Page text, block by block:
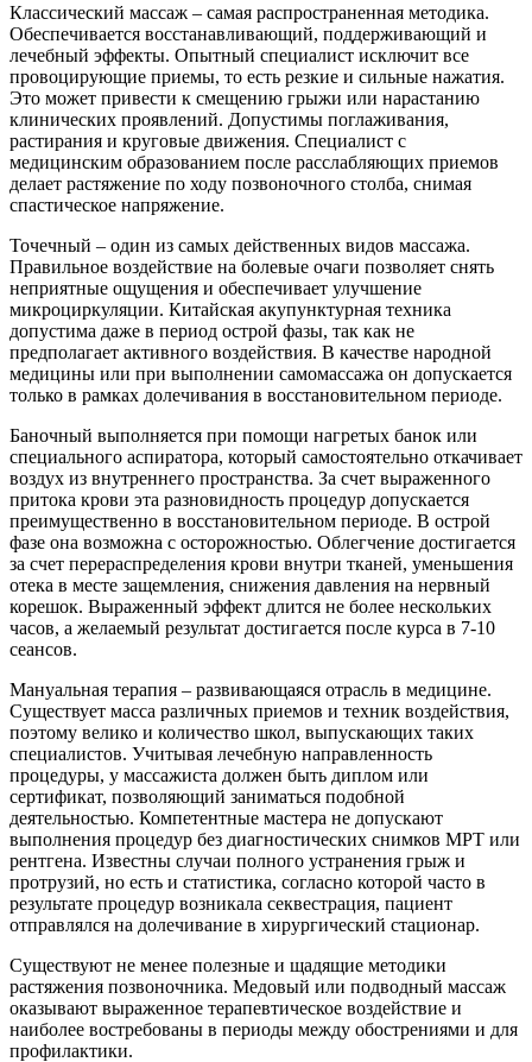
Классический массаж – самая распространенная методика.
Обеспечивается восстанавливающий, поддерживающий и
лечебный эффекты. Опытный специалист исключит все
провоцирующие приемы, то есть резкие и сильные нажатия.
Это может привести к смещению грыжи или нарастанию
клинических проявлений. Допустимы поглаживания,
растирания и круговые движения. Специалист с
медицинским образованием после расслабляющих приемов
делает растяжение по ходу позвоночного столба, снимая
спастическое напряжение.
Точечный – один из самых действенных видов массажа.
Правильное воздействие на болевые очаги позволяет снять
неприятные ощущения и обеспечивает улучшение
микроциркуляции. Китайская акупунктурная техника
допустима даже в период острой фазы, так как не
предполагает активного воздействия. В качестве народной
медицины или при выполнении самомассажа он допускается
только в рамках долечивания в восстановительном периоде.
Баночный выполняется при помощи нагретых банок или
специального аспиратора, который самостоятельно откачивает
воздух из внутреннего пространства. За счет выраженного
притока крови эта разновидность процедур допускается
преимущественно в восстановительном периоде. В острой
фазе она возможна с осторожностью. Облегчение достигается
за счет перераспределения крови внутри тканей, уменьшения
отека в месте защемления, снижения давления на нервный
корешок. Выраженный эффект длится не более нескольких
часов, а желаемый результат достигается после курса в 7-10
сеансов.
Мануальная терапия – развивающаяся отрасль в медицине.
Существует масса различных приемов и техник воздействия,
поэтому велико и количество школ, выпускающих таких
специалистов. Учитывая лечебную направленность
процедуры, у массажиста должен быть диплом или
сертификат, позволяющий заниматься подобной
деятельностью. Компетентные мастера не допускают
выполнения процедур без диагностических снимков МРТ или
рентгена. Известны случаи полного устранения грыж и
протрузий, но есть и статистика, согласно которой часто в
результате процедур возникала секвестрация, пациент
отправлялся на долечивание в хирургический стационар.
Существуют не менее полезные и щадящие методики
растяжения позвоночника. Медовый или подводный массаж
оказывают выраженное терапевтическое воздействие и
наиболее востребованы в периоды между обострениями и для
профилактики.